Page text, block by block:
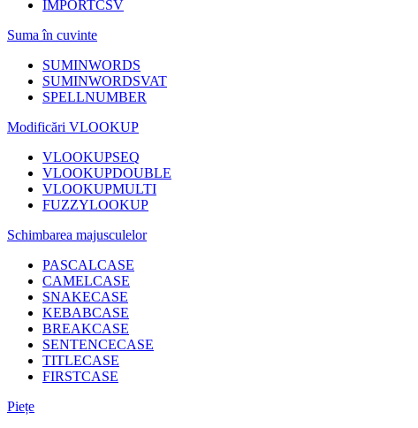
IMPORTCSV
Suma în cuvinte
SUMINWORDS
SUMINWORDSVAT
SPELLNUMBER
Modificări VLOOKUP
VLOOKUPSEQ
VLOOKUPDOUBLE
VLOOKUPMULTI
FUZZYLOOKUP
Schimbarea majusculelor
PASCALCASE
CAMELCASE
SNAKECASE
KEBABCASE
BREAKCASE
SENTENCECASE
TITLECASE
FIRSTCASE
Piețe